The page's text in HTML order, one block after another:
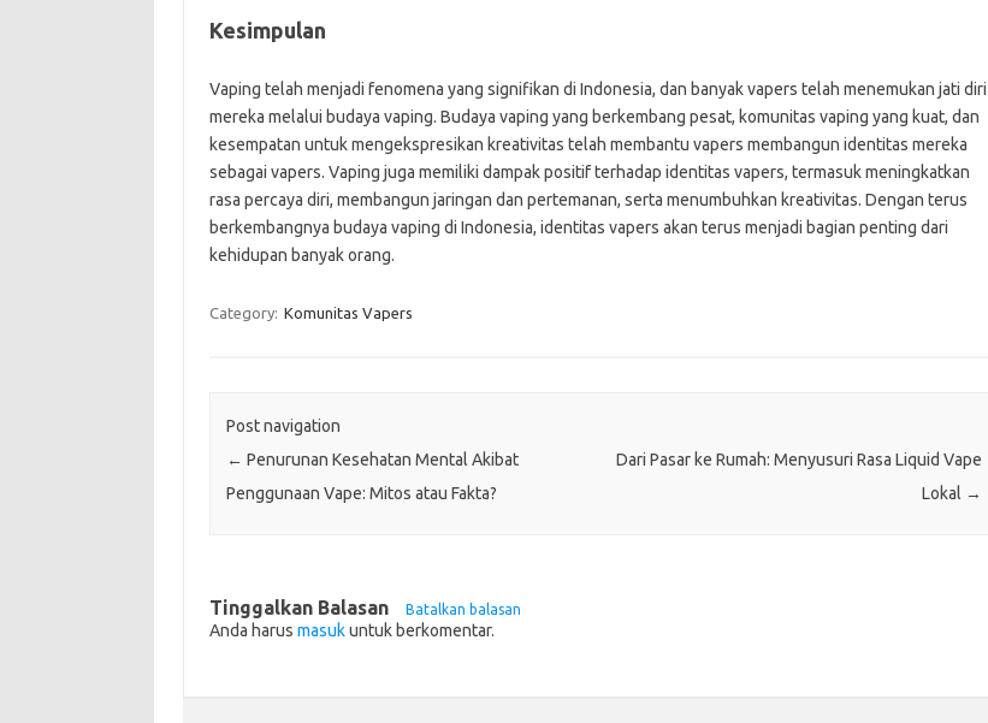
Kesimpulan
Vaping telah menjadi fenomena yang signifikan di Indonesia, dan banyak vapers telah menemukan jati diri
mereka melalui budaya vaping. Budaya vaping yang berkembang pesat, komunitas vaping yang kuat, dan
kesempatan untuk mengekspresikan kreativitas telah membantu vapers membangun identitas mereka
sebagai vapers. Vaping juga memiliki dampak positif terhadap identitas vapers, termasuk meningkatkan
rasa percaya diri, membangun jaringan dan pertemanan, serta menumbuhkan kreativitas. Dengan terus
berkembangnya budaya vaping di Indonesia, identitas vapers akan terus menjadi bagian penting dari
kehidupan banyak orang.
Category: Komunitas Vapers
Post navigation
← Penurunan Kesehatan Mental Akibat
Penggunaan Vape: Mitos atau Fakta?
Dari Pasar ke Rumah: Menyusuri Rasa Liquid Vape
Lokal →
Tinggalkan Balasan Batalkan balasan
Anda harus masukuntuk berkomentar.